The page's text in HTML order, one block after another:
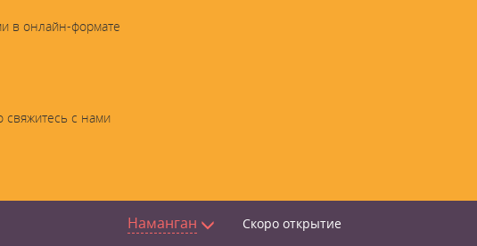
в онлайн-формате
с нами
Наманган Скоро открытие